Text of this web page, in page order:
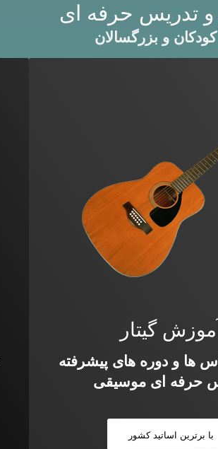
تدریس حرفه ای
و بزرگسالان
آموزش گیتار
ها و دوره های پیشرفته
حرفه ای موسیقی
با برترین اساتید کشور